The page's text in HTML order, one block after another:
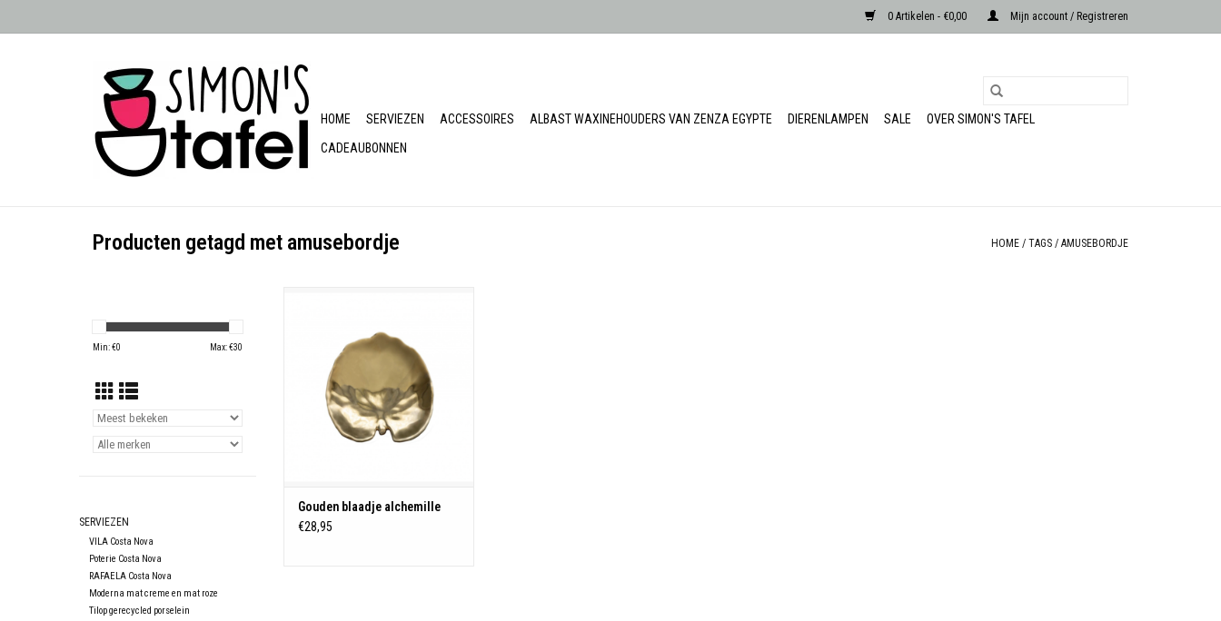
0 Artikelen - €0,00 Mijn account / Registreren
HOME SERVIEZEN ACCESSOIRES ALBAST WAXINEHOUDERS VAN ZENZA EGYPTE DIERENLAMPEN SALE
OVER SIMON'S TAFEL
CADEAUBONNEN
Producten getagd met amusebordje HOME / TAGS / AMUSEBORDJE
Min: €0 Max: €30
SERVIEZEN
VILA Costa Nova
Poterie Costa Nova
RAFAELA Costa Nova
Moderna mat creme en mat roze
Tilop gerecycled porselein
Made in Portugal
Besteleenheid: 1
17,6 x 17,0 cm
Hoogte: 2,4 cm
vriezerbestendig en ovenbestendig
Vaatwasserbestendig
Gouden blaadje alchemille
€28,95